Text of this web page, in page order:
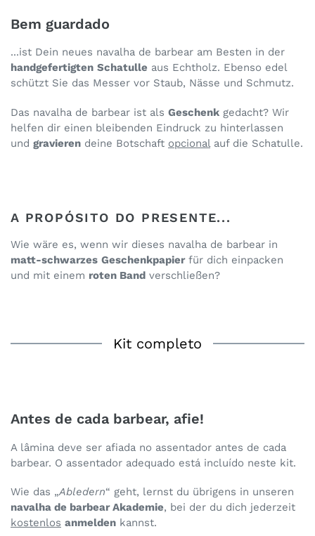
Bem guardado
...ist Dein neues navalha de barbear am Besten in der
handgefertigten Schatulle aus Echtholz. Ebenso edel
schützt Sie das Messer vor Staub, Nässe und Schmutz.
Das navalha de barbear ist als Geschenk gedacht? Wir
helfen dir einen bleibenden Eindruck zu hinterlassen
und gravieren deine Botschaft opcionalauf die Schatulle.
A PROPÓSITO DO PRESENTE...
Wie wäre es, wenn wir dieses navalha de barbear in
matt-schwarzes Geschenkpapierfür dich einpacken
und mit einem roten Band verschließen?
Kit completo
Antes de cada barbear, afie!
A lâmina deve ser afiada no assentador antes de cada
barbear. O assentador adequado está incluído neste kit.
Wie das „Abledern“ geht, lernst du übrigens in unseren
navalha de barbear Akademie, bei der du dich jederzeit
kostenlos anmelden kannst.